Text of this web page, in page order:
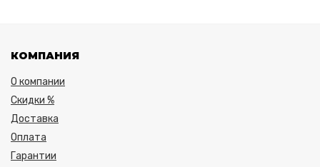
КОМПАНИЯ
О компании
Скидки %
Доставка
Оплата
Гарантии